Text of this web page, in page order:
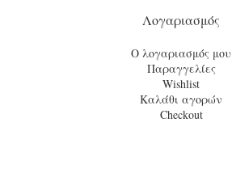
Λογαριασμός
Ο λογαριασμός μου
Παραγγελίες
Wishlist
Καλάθι αγορών
Checkout